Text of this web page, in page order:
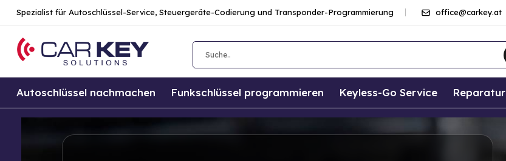
Spezialist für Autoschlüssel-Service, Steuergeräte-Codierung und Transponder-Programmierung office@carkey.at
Autoschlüssel nachmachen Funkschlüssel programmieren Keyless-Go Service Reparatur